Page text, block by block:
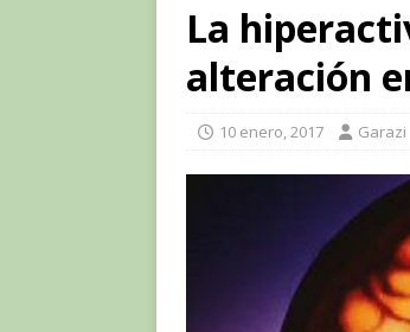
La
alteración
10 enero, 2017 Garazi